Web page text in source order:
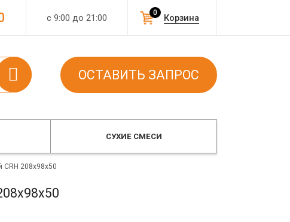
с 9:00 до 21:00 Корзина
0
ОСТАВИТЬ ЗАПРОС
СУХИЕ СМЕСИ
208x98x50